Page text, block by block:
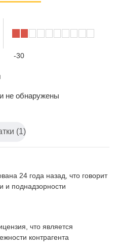
-30
не обнаружены
(1)
24 года назад, что говорит
и поднадзорности
что является
контрагента